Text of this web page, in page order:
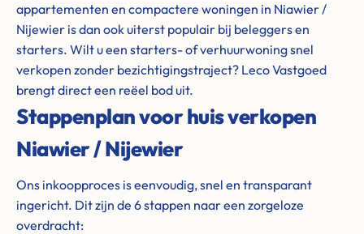
appartementen en compactere woningen in Niawier /
Nijewier is dan ook uiterst populair bij beleggers en
starters. Wilt u een starters- of verhuurwoning snel
verkopen zonder bezichtigingstraject? Leco Vastgoed
brengt direct een reëel bod uit.
Stappenplan voor huis verkopen
Niawier / Nijewier
Ons inkoopproces is eenvoudig, snel en transparant
ingericht. Dit zijn de 6 stappen naar een zorgeloze
overdracht: